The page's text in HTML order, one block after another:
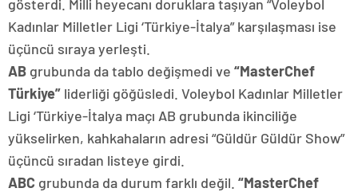
gösterdi. Milli heyecanı doruklara taşıyan “Voleybol
Kadınlar Milletler Ligi ‘Türkiye-İtalya” karşılaşması ise
üçüncü sıraya yerleşti.
AB grubunda da tablo değişmedi ve “MasterChef
Türkiye” liderliği göğüsledi. Voleybol Kadınlar Milletler
Ligi ‘Türkiye-İtalya maçı AB grubunda ikinciliğe
yükselirken, kahkahaların adresi “Güldür Güldür Show”
üçüncü sıradan listeye girdi.
ABC grubunda da durum farklı değil. “MasterChef